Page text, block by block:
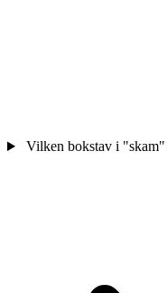
Vilken bokstav i "skam"